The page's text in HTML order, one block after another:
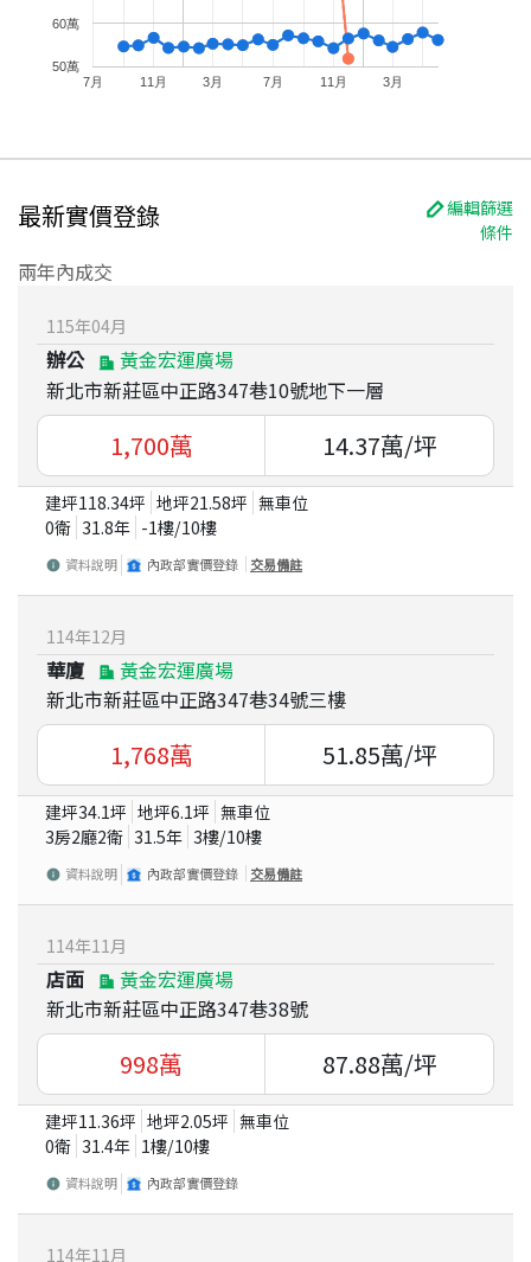
7月 11月 3月 7月 11月 3月
50萬
60萬
最新實價登錄
編輯篩選
條件
兩年內成交
115年04月
辦公
黃金宏運廣場
新北市新莊區中正路347巷10號地下一層
1,700萬 14.37萬/坪
建坪118.34坪 地坪21.58坪 無車位
0衛 31.8年 -1樓/10樓
資料說明 內政部實價登錄 交易備註
114年12月
華廈
黃金宏運廣場
新北市新莊區中正路347巷34號三樓
1,768萬 51.85萬/坪
建坪34.1坪 地坪6.1坪 無車位
3房2廳2衛 31.5年 3樓/10樓
資料說明 內政部實價登錄 交易備註
114年11 月
店面
黃金宏運廣場
新北市新莊區中正路347巷38號
998萬 87.88萬/坪
建坪11.36坪 地坪2.05坪 無車位
0衛 31.4年 1樓/10樓
資料說明 內政部實價登錄
114年11 月